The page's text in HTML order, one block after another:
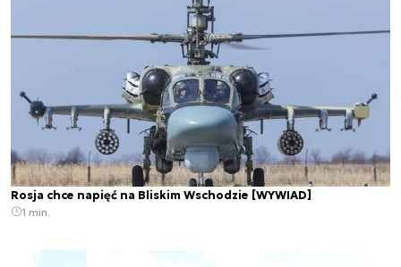
Rosja chce napięć na Bliskim Wschodzie [WYWIAD]
1 min.